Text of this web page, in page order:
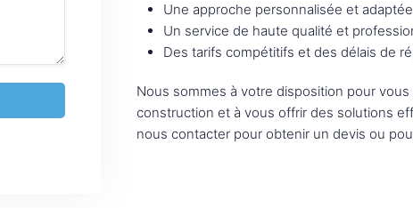
Une approche personnalisée et
Un service de haute qualité et
Des tarifs compétitifs et des délais de
Nous sommes à votre disposition pour
construction et à vous offrir des solutions
nous contacter pour obtenir un devis ou